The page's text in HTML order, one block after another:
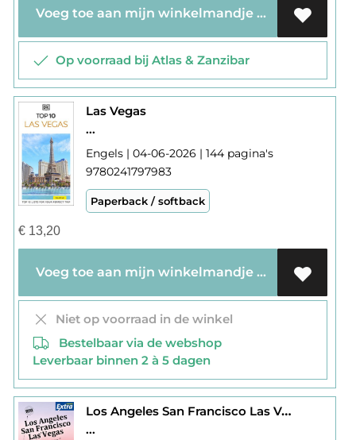
Voeg toe aan mijn winkelmandje
Op voorraad bij Atlas & Zanzibar
Las Vegas
...
Engels | 04-06-2026 | 144 pagina's
9780241797983
Paperback / softback
€13,20
Voeg toe aan mijn winkelmandje
Niet op voorraad in de winkel
Bestelbaar via de webshop
Leverbaar binnen 2 à 5 dagen
Los Angeles San Francisco Las Vegas
...